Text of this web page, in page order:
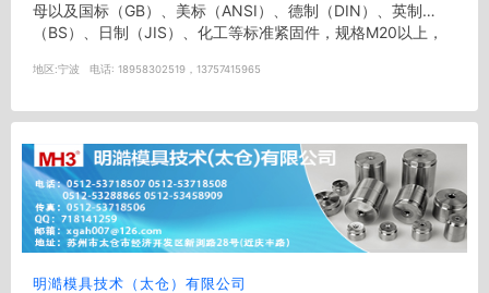
母以及国标（GB）、美标（ANSI）、德制（DIN）、英制
（BS）、日制（JIS）、化工等标准紧固件，规格M20以上，
地区:宁波 电话: 18958302519，13757415965
明澔模具技术（太仓）有限公司